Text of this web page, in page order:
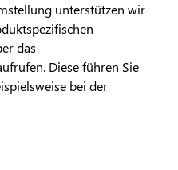
unterstützen wir
das
Diese führen Sie
bei der